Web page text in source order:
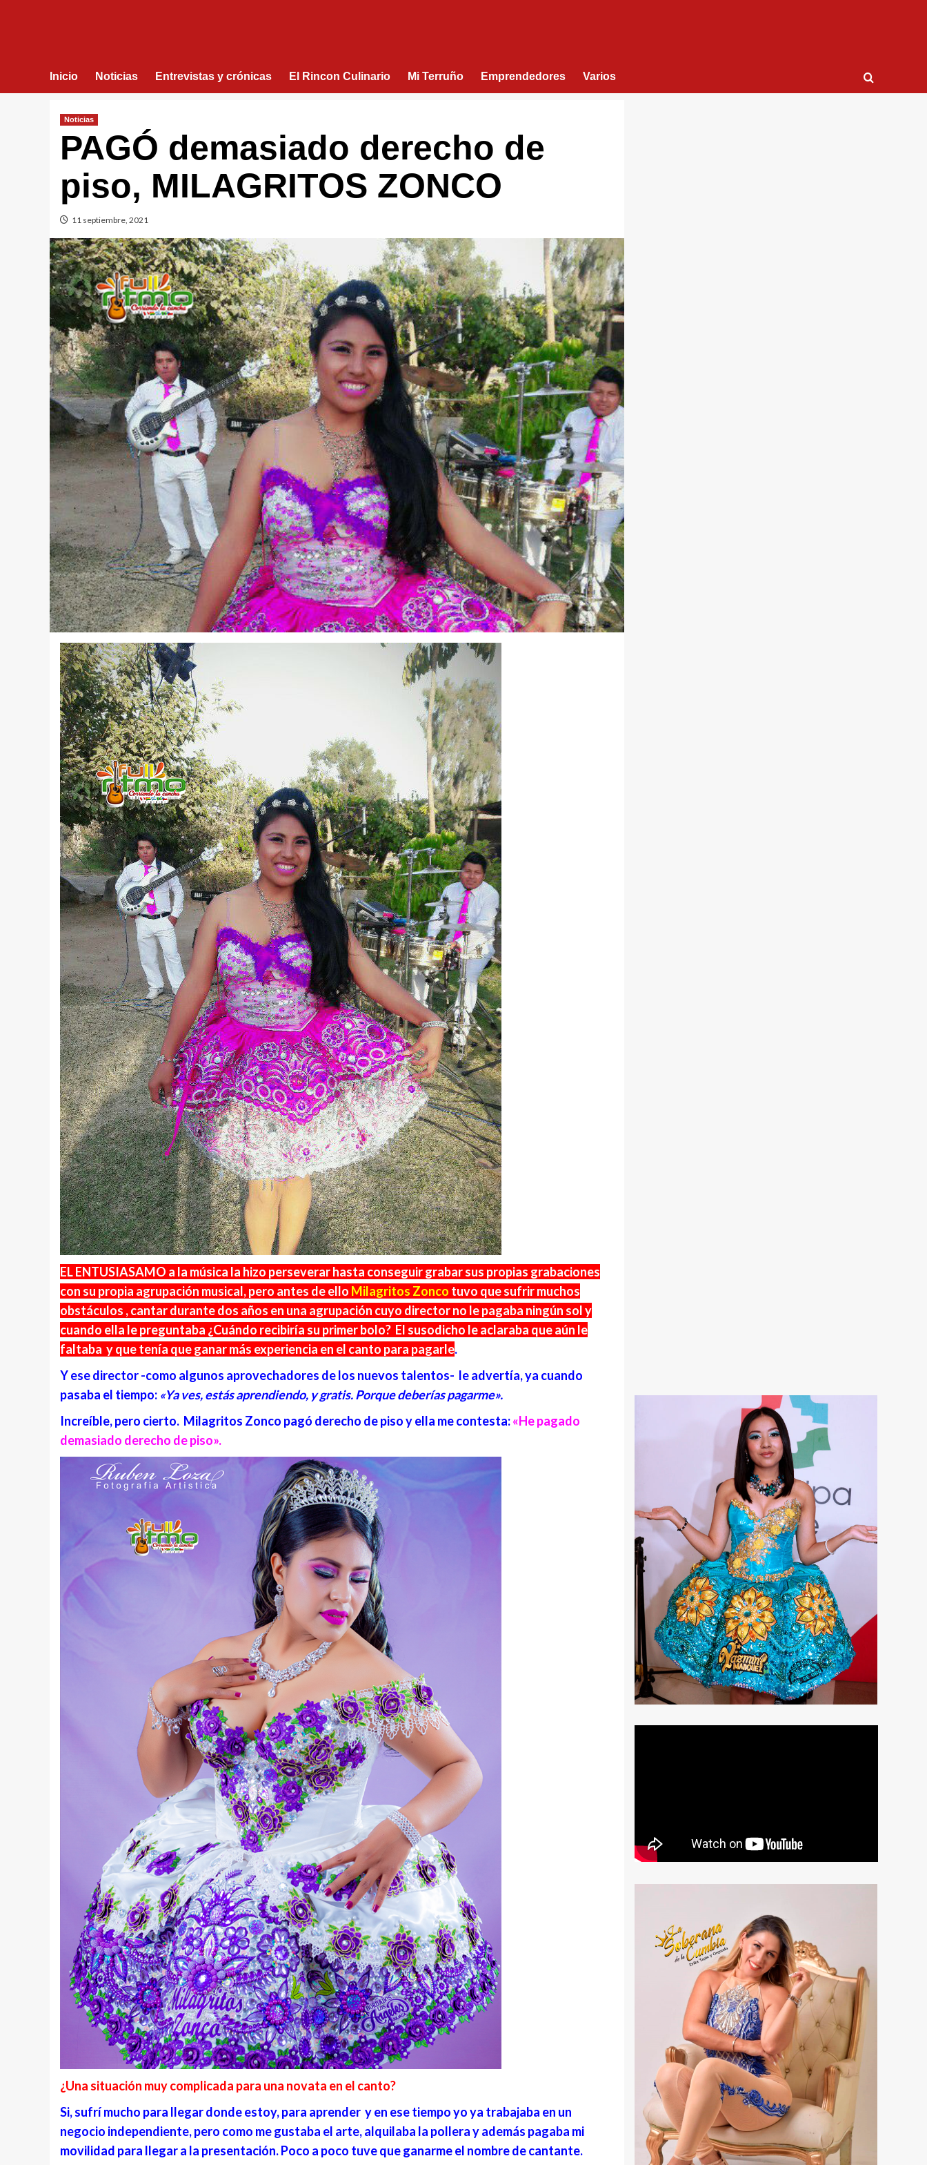
Inicio Noticias Entrevistas y crónicas El Rincon Culinario Mi Terruño Emprendedores Varios
Noticias
PAGÓ demasiado derecho de
piso, MILAGRITOS ZONCO
11 septiembre, 2021
EL ENTUSIASAMO a la música la hizo perseverar hasta conseguir grabar sus propias grabaciones
con su propia agrupación musical, pero antes de ello Milagritos Zonco tuvo que sufrir muchos
obstáculos , cantar durante dos años en una agrupación cuyo director no le pagaba ningún sol y
cuando ella le preguntaba ¿Cuándo recibiría su primer bolo? El susodicho le aclaraba que aún le
faltaba y que tenía que ganar más experiencia en el canto para pagarle.
Y ese director -como algunos aprovechadores de los nuevos talentos- le advertía, ya cuando
pasaba el tiempo: «Ya ves, estás aprendiendo, y gratis. Porque deberías pagarme».
Increíble, pero cierto. Milagritos Zonco pagó derecho de piso y ella me contesta:«He pagado
demasiado derecho de piso».
¿Una situación muy complicada para una novata en el canto?
Si, sufrí mucho para llegar donde estoy, para aprender y en ese tiempo yo ya trabajaba en un
negocio independiente, pero como me gustaba el arte, alquilaba la pollera y además pagaba mi
movilidad para llegar a la presentación. Poco a poco tuve que ganarme el nombre de cantante.